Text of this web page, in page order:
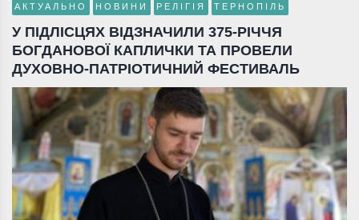
АКТУАЛЬНО НОВИНИ РЕЛІГІЯ ТЕРНОПІЛЬ
У ПІДЛІСЦЯХ ВІДЗНАЧИЛИ 375-РІЧЧЯ
БОГДАНОВОЇ КАПЛИЧКИ ТА ПРОВЕЛИ
ДУХОВНО-ПАТРІОТИЧНИЙ ФЕСТИВАЛЬ